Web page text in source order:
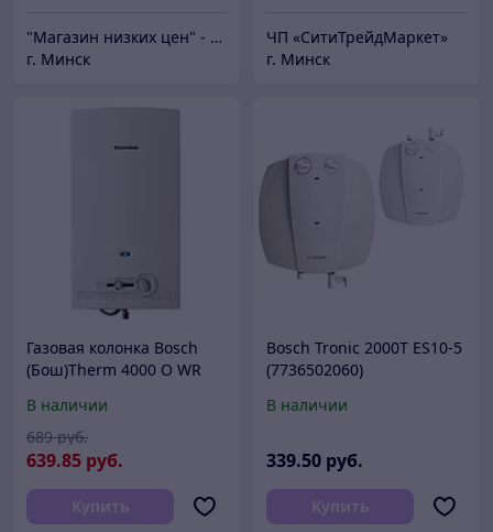
"Магазин низких цен" - uho.by. Интернет-магазин
г. Минск
ЧП «СитиТрейдМаркет»
г. Минск
Газовая колонка Bosch
(Бош)Therm 4000 O WR
В наличии
639.85 руб.
689 руб.
Купить
Bosch Tronic 2000T ES10-5
(7736502060)
В наличии
339.50 руб.
Купить